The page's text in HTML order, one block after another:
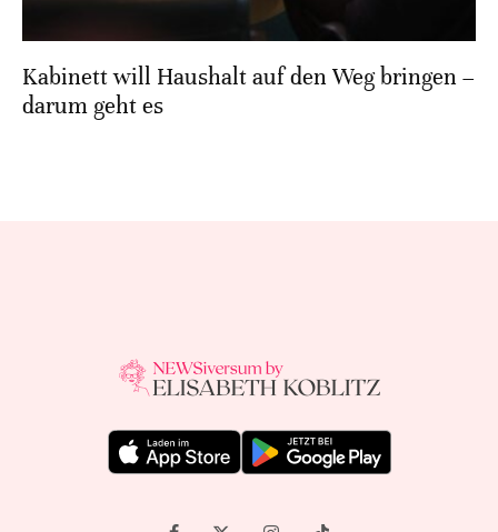
Kabinett will Haushalt auf den Weg bringen –
darum geht es